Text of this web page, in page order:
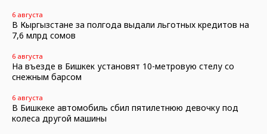
6 августа
В Кыргызстане за полгода выдали льготных кредитов на
7,6 млрд сомов
6 августа
На въезде в Бишкек установят 10-метровую стелу со
снежным барсом
6 августа
В Бишкеке автомобиль сбил пятилетнюю девочку под
колеса другой машины